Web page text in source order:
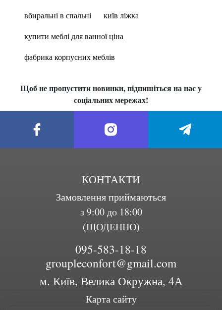
вбиральні в спальні
київ ліжка
купити меблі для ванної ціна
фабрика корпусних меблів
Щоб не пропустити новинки, підпишіться на нас у
соціальних мережах!
КОНТАКТИ
Замовлення приймаються
з 9:00 до 18:00
(ЩОДЕННО)
095-583-18-18
groupleconfort@gmail.com
м. Київ, Велика Окружна, 4А
Карта сайту